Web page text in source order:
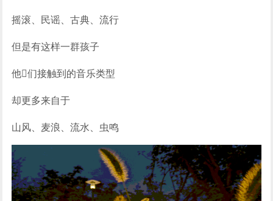
摇滚、民谣、古典、流行
但是有这样一群孩子
他们接触到的音乐类型
却更多来自于
山风、麦浪、流水、虫鸣